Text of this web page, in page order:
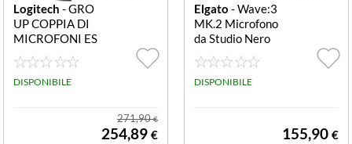
Logitech - GRO
UP COPPIA DI
MICROFONI ES
PANSIONE, OM
NIDIREZIONAL
E, STACCABILE,
DISPONIBILE
271,90€
254,89 €
Elgato - Wave:3
MK.2 Microfono
da Studio Nero
Wave:3 MK.2
DISPONIBILE
155,90 €